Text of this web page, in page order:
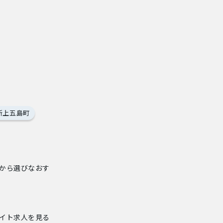
上五島町
ら選びなおす
ト求人を見る